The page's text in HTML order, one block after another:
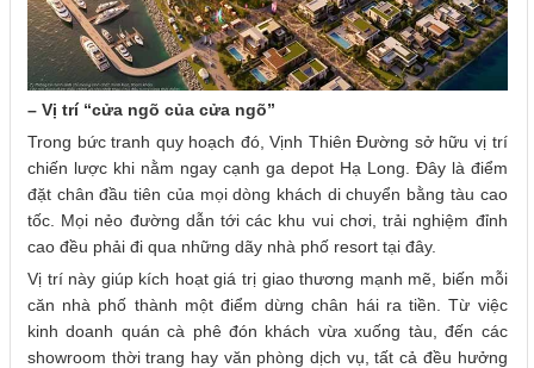
– Vị trí “cửa ngõ của cửa ngõ”
Trong bức tranh quy hoạch đó, Vịnh Thiên Đường sở hữu vị trí
chiến lược khi nằm ngay cạnh ga depot Hạ Long. Đây là điểm
đặt chân đầu tiên của mọi dòng khách di chuyển bằng tàu cao
tốc. Mọi nẻo đường dẫn tới các khu vui chơi, trải nghiệm đỉnh
cao đều phải đi qua những dãy nhà phố resort tại đây.
Vị trí này giúp kích hoạt giá trị giao thương mạnh mẽ, biến mỗi
căn nhà phố thành một điểm dừng chân hái ra tiền. Từ việc
kinh doanh quán cà phê đón khách vừa xuống tàu, đến các
showroom thời trang hay văn phòng dịch vụ, tất cả đều hưởng